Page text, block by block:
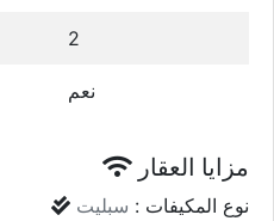
2
نعم
مزايا العقار
نوع المكيفات : سبليت